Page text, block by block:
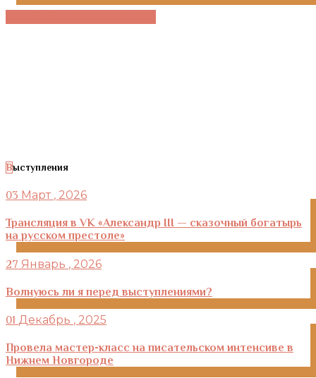
Выступления
03 Март , 2026
Трансляция в VK «Александр III — сказочный богатырь
на русском престоле»
27 Январь , 2026
Волнуюсь ли я перед выступлениями?
01 Декабрь , 2025
Провела мастер-класс на писательском интенсиве в
Нижнем Новгороде